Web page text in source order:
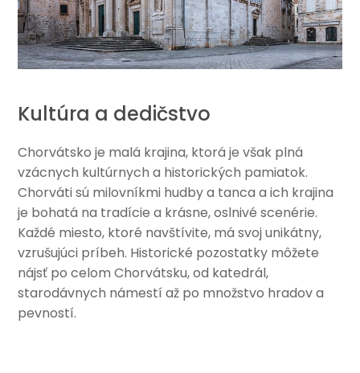
Kultúra a dedičstvo
Chorvátsko je malá krajina, ktorá je však plná
vzácnych kultúrnych a historických pamiatok.
Chorváti sú milovníkmi hudby a tanca a ich krajina
je bohatá na tradície a krásne, oslnivé scenérie.
Každé miesto, ktoré navštívite, má svoj unikátny,
vzrušujúci príbeh. Historické pozostatky môžete
nájsť po celom Chorvátsku, od katedrál,
starodávnych námestí až po množstvo hradov a
pevností.